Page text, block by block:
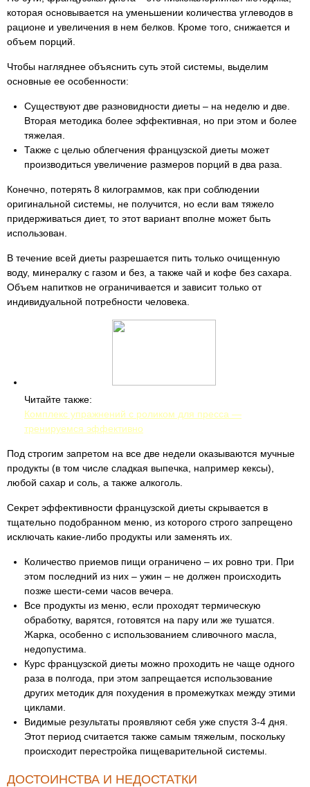
которая основывается на уменьшении количества углеводов в
рационе и увеличения в нем белков. Кроме того, снижается и
объем порций.
Чтобы нагляднее объяснить суть этой системы, выделим
основные ее особенности:
Существуют две разновидности диеты – на неделю и две.
Вторая методика более эффективная, но при этом и более
тяжелая.
Также с целью облегчения французской диеты может
производиться увеличение размеров порций в два раза.
Конечно, потерять 8 килограммов, как при соблюдении
оригинальной системы, не получится, но если вам тяжело
придерживаться диет, то этот вариант вполне может быть
использован.
В течение всей диеты разрешается пить только очищенную
воду, минералку с газом и без, а также чай и кофе без сахара.
Объем напитков не ограничивается и зависит только от
индивидуальной потребности человека.
Читайте также:
Комплекс упражнений с роликом для пресса —
тренируемся эффективно
Под строгим запретом на все две недели оказываются мучные
продукты (в том числе сладкая выпечка, например кексы),
любой сахар и соль, а также алкоголь.
Секрет эффективности французской диеты скрывается в
тщательно подобранном меню, из которого строго запрещено
исключать какие-либо продукты или заменять их.
Количество приемов пищи ограничено – их ровно три. При
этом последний из них – ужин – не должен происходить
позже шести-семи часов вечера.
Все продукты из меню, если проходят термическую
обработку, варятся, готовятся на пару или же тушатся.
Жарка, особенно с использованием сливочного масла,
недопустима.
Курс французской диеты можно проходить не чаще одного
раза в полгода, при этом запрещается использование
других методик для похудения в промежутках между этими
циклами.
Видимые результаты проявляют себя уже спустя 3-4 дня.
Этот период считается также самым тяжелым, поскольку
происходит перестройка пищеварительной системы.
ДОСТОИНСТВА И НЕДОСТАТКИ